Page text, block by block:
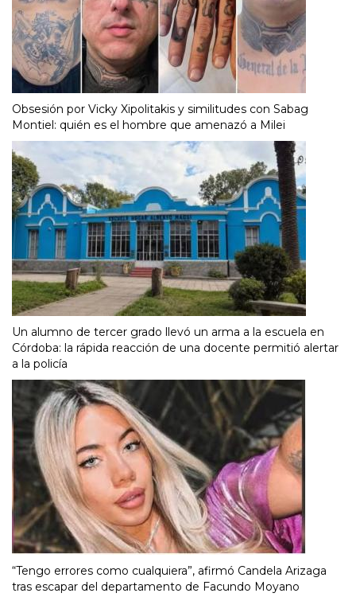
Obsesión por Vicky Xipolitakis y similitudes con Sabag
Montiel: quién es el hombre que amenazó a Milei
Un alumno de tercer grado llevó un arma a la escuela en
Córdoba: la rápida reacción de una docente permitió alertar
a la policía
“Tengo errores como cualquiera”, afirmó Candela Arizaga
tras escapar del departamento de Facundo Moyano